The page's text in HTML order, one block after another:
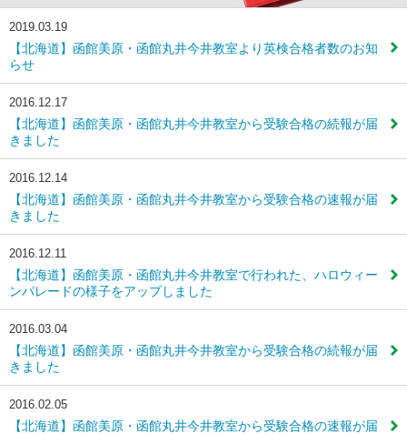
2019.03.19
【北海道】函館美原・函館丸井今井教室より英検合格者数のお知
らせ
2016.12.17
【北海道】函館美原・函館丸井今井教室から受験合格の続報が届
きました
2016.12.14
【北海道】函館美原・函館丸井今井教室から受験合格の速報が届
きました
2016.12.11
【北海道】函館美原・函館丸井今井教室で行われた、ハロウィー
ンパレードの様子をアップしました
2016.03.04
【北海道】函館美原・函館丸井今井教室から受験合格の続報が届
きました
2016.02.05
【北海道】函館美原・函館丸井今井教室から受験合格の速報が届